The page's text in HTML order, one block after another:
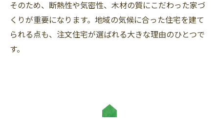
そのため、断熱性や気密性、木材の質にこだわった家づ
くりが重要になります。地域の気候に合った住宅を建て
られる点も、注文住宅が選ばれる大きな理由のひとつで
す。